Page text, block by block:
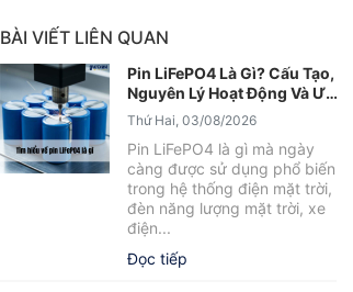
BÀI VIẾT LIÊN QUAN
Pin LiFePO4 Là Gì? Cấu Tạo,
Nguyên Lý Hoạt Động Và Ưu
Điểm Nổi Bật
Thứ Hai, 03/08/2026
Pin LiFePO4 là gì mà ngày
càng được sử dụng phổ biến
trong hệ thống điện mặt trời,
đèn năng lượng mặt trời, xe
điện...
Đọc tiếp